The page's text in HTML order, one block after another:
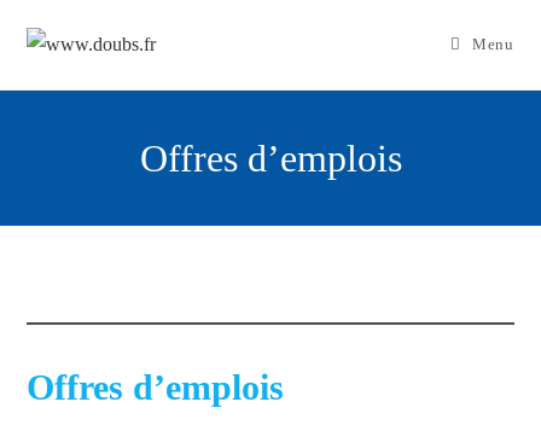
Menu
Offres d’emplois
Offres d’emplois